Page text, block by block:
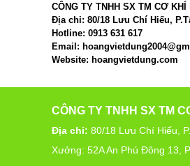
CÔNG TY TNHH SX TM CƠ KHÍ
Địa chỉ: 80/18 Lưu Chí Hiếu,
Hotline: 0913 631 617
Email:
Website: hoangvietdung.com
CÔNG TY TNHH SX TM
Địa chỉ: 80/18 Lưu Chí Hiếu,
Xưởng: 52A An Phú Đông 13,